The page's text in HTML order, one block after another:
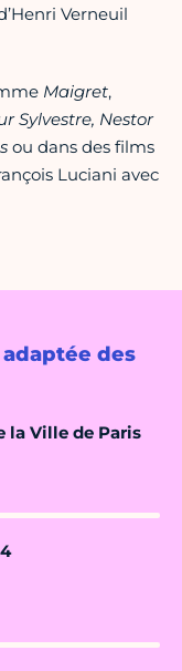
des
la Ville de Paris
Verneuil
Maigret,
Sylvestre, Nestor
ou dans des films
Luciani avec